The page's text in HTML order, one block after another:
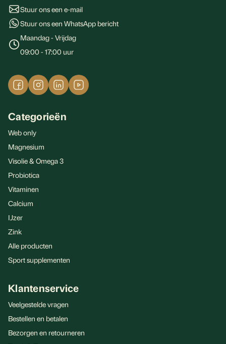
Stuur ons een e-mail
Stuur ons een WhatsApp bericht
Maandag - Vrijdag
09:00 - 17:00 uur
Categorieën
Web only
Magnesium
Visolie & Omega 3
Probiotica
Vitaminen
Calcium
IJzer
Zink
Alle producten
Sport supplementen
Klantenservice
Veelgestelde vragen
Bestellen en betalen
Bezorgen en retourneren